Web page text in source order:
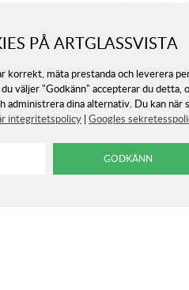
PÅ ARTGLASSVISTA
mäta prestanda och leverera
väljer "Godkänn" accepterar du
dina alternativ. Du kan
integritetspolicy | Googles
Boda
kr
2 500kr. Du sparar-18%.